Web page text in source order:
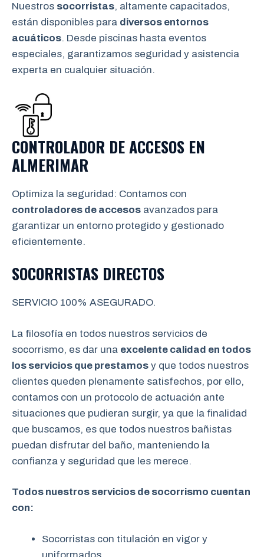
Nuestros socorristas, altamente capacitados,
están disponibles para diversos entornos
acuáticos. Desde piscinas hasta eventos
especiales, garantizamos seguridad y asistencia
experta en cualquier situación.
CONTROLADOR DE ACCESOS EN
ALMERIMAR
Optimiza la seguridad: Contamos con
controladores de accesos avanzados para
garantizar un entorno protegido y gestionado
eficientemente.
SOCORRISTAS DIRECTOS
SERVICIO 100% ASEGURADO.
La filosofía en todos nuestros servicios de
socorrismo, es dar una excelente calidad en todos
los servicios que prestamos y que todos nuestros
clientes queden plenamente satisfechos, por ello,
contamos con un protocolo de actuación ante
situaciones que pudieran surgir, ya que la finalidad
que buscamos, es que todos nuestros bañistas
puedan disfrutar del baño, manteniendo la
confianza y seguridad que les merece.
Todos nuestros servicios de socorrismo cuentan
con:
Socorristas con titulación en vigor y
uniformados.